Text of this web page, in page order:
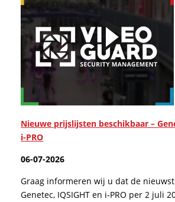
Nieuwe prijslijsten beschikbaar –
i-PRO
06-07-2026
Graag informeren wij u dat de
Genetec, IQSIGHT en i-PRO per 2 juli